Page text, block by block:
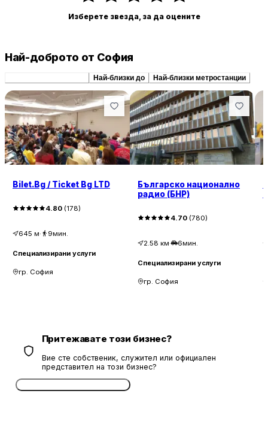
Изберете звезда, за да оцените
Най-доброто от София
Най-близки до Най-близки метростанции
Bilet.Bg / Ticket Bg LTD
4.80 (178)
645 м· 9мин.
Специализирани услуги
гр. София
Българско национално
радио (БНР)
4.70 (780)
2.58 км· 6мин.
Специализирани услуги
гр. София
Притежавате този бизнес?
Вие сте собственик, служител или официален
представител на този бизнес?